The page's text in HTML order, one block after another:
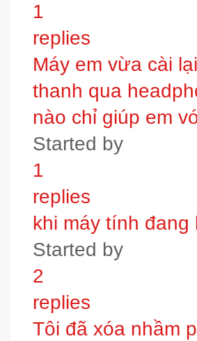
1
replies
Máy em vừa cài
thanh qua
nào chỉ giúp em
Started by
1
replies
khi máy tính
Started by
2
replies
Tôi đã xóa nhầm